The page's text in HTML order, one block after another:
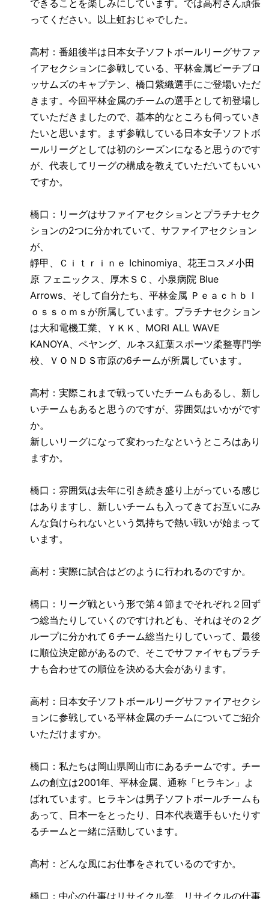
できることを楽しみにしています。では高村さん頑張
ってください。以上虹おじゃでした。
高村：番組後半は日本女子ソフトボールリーグサファ
イアセクションに参戦している、平林金属ピーチブロ
ッサムズのキャプテン、橋口紫織選手にご登場いただ
きます。今回平林金属のチームの選手として初登場し
ていただきましたので、基本的なところも伺っていき
たいと思います。まず参戦している日本女子ソフトボ
ールリーグとしては初のシーズンになると思うのです
が、代表してリーグの構成を教えていただいてもいい
ですか。
橋口：リーグはサファイアセクションとプラチナセク
ションの2つに分かれていて、サファイアセクション
が、
靜甲、Ｃｉｔｒｉｎｅ Ichinomiya、花王コスメ小田
原 フェニックス、厚木ＳＣ、小泉病院 Blue
Arrows、そして自分たち、平林金属 Ｐｅａｃｈｂｌ
ｏｓｓｏｍｓが所属しています。プラチナセクション
は大和電機工業、ＹＫＫ、 MORI ALL WAVE
KANOYA、ペヤング、ルネス紅葉スポーツ柔整専門学
校、ＶＯＮＤＳ市原の6チームが所属しています。
高村：実際これまで戦っていたチームもあるし、新し
いチームもあると思うのですが、雰囲気はいかがです
か。
新しいリーグになって変わったなというところはあり
ますか。
橋口：雰囲気は去年に引き続き盛り上がっている感じ
はありますし、新しいチームも入ってきてお互いにみ
んな負けられないという気持ちで熱い戦いが始まって
います。
高村：実際に試合はどのように行われるのですか。
橋口：リーグ戦という形で第４節までそれぞれ２回ず
つ総当たりしていくのですけれども、それはその２グ
ループに分かれて６チーム総当たりしていって、最後
に順位決定節があるので、そこでサファイヤもプラチ
ナも合わせての順位を決める大会があります。
高村：日本女子ソフトボールリーグサファイアセクシ
ョンに参戦している平林金属のチームについてご紹介
いただけますか。
橋口：私たちは岡山県岡山市にあるチームです。チー
ムの創立は2001年、平林金属、通称「ヒラキン」よ
ばれています。ヒラキンは男子ソフトボールチームも
あって、日本一をとったり、日本代表選手もいたりす
るチームと一緒に活動しています。
高村：どんな風にお仕事をされているのですか。
橋口：中心の仕事はリサイクル業、リサイクルの仕事